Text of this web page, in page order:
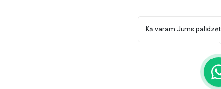
Kā varam Jums palīdzēt